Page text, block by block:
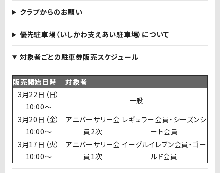
クラブからのお願い
優先駐車場（いしかわ支えあい駐車場）について
対象者ごとの駐車券販売スケジュール
販売開始日時
対象者
3月22日（日）
10:00〜
一般
3月20日（金）
10:00〜
アニバーサリー会
員2次
レギュラー会員・シーズンシ
ート会員
3月17日（火）
10:00〜
アニバーサリー会
員1次
イーグルイレブン会員・ゴー
ルド会員